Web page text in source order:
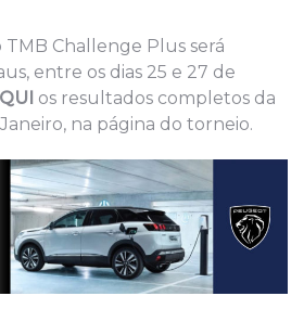
Challenge Plus será
entre os dias 25 e 27 de
os resultados completos da
na página do torneio.